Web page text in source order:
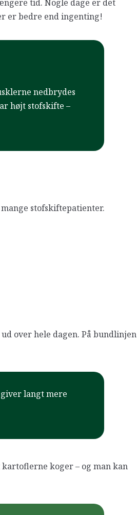
tid. Nogle dage er det
er bedre end ingenting!
nedbrydes
højt stofskifte –
stofskiftepatienter.
over hele dagen. På bundlinjen
langt mere
koger – og man kan